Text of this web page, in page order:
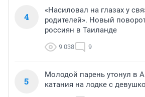
4
«Насиловал на глазах у
родителей». Новый
россиян в Таиланде
9 038 9
5
Молодой парень утонул в
катания на лодке с